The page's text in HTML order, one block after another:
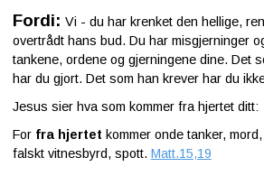
Fordi: Vi - du har krenket den hellige,
overtrådt hans bud. Du har misgjerninger
tankene, ordene og gjerningene dine. Det
har du gjort. Det som han krever har du
Jesus sier hva som kommer fra hjertet ditt:
For fra hjertet kommer onde tanker,
falskt vitnesbyrd, spott. Matt.15,19